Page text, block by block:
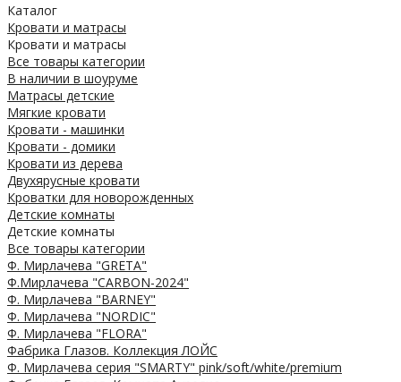
Каталог
Кровати и матрасы
Кровати и матрасы
Все товары категории
В наличии в шоуруме
Матрасы детские
Мягкие кровати
Кровати - машинки
Кровати - домики
Кровати из дерева
Двухярусные кровати
Кроватки для новорожденных
Детские комнаты
Детские комнаты
Все товары категории
Ф. Мирлачева "GRETA"
Ф.Мирлачева "CARBON-2024"
Ф. Мирлачева "BARNEY"
Ф. Мирлачева "NORDIC"
Ф. Мирлачева "FLORA"
Фабрика Глазов. Коллекция ЛОЙС
Ф. Мирлачева серия "SMARTY" pink/soft/white/premium